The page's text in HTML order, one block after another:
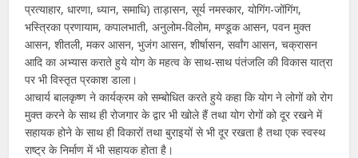
प्रत्याहार, धारणा, ध्यान, समाधि) ताड़ासन, सूर्य नमस्कार, योगिंग-जोंगिंग,
भस्त्रिका प्रणायाम, कपालभाती, अनुलोम-विलोम, मण्डूक आसन, पवन मुक्त
आसन, शीतली, मकर आसन, भुजंग आसन, शीर्षासन, सर्वांग आसन, चक्रासन
आदि का अभ्यास कराते हुये योग के महत्व के साथ-साथ पंतंजलि की विकास यात्रा
पर भी विस्तृत प्रकाश डाला।
आचार्य बालकृष्ण ने कार्यक्रम को सम्बोधित करते हुये कहा कि योग ने लोगों को रोग
मुक्त करने के साथ ही रोजगार के द्वार भी खोले हैं तथा योग रोगों को दूर रखने में
सहायक होने के साथ ही विकारों तथा बुराइयों से भी दूर रखता है तथा एक स्वस्थ
राष्ट्र के निर्माण में भी सहायक होता है।